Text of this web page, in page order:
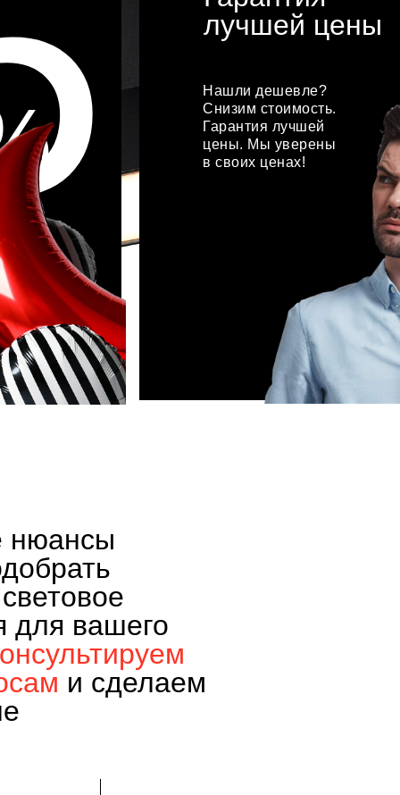
лучшей цены
Нашли дешевле?
Снизим стоимость.
Гарантия лучшей
цены. Мы уверены
в своих ценах!
нюансы
для вашего
и сделаем